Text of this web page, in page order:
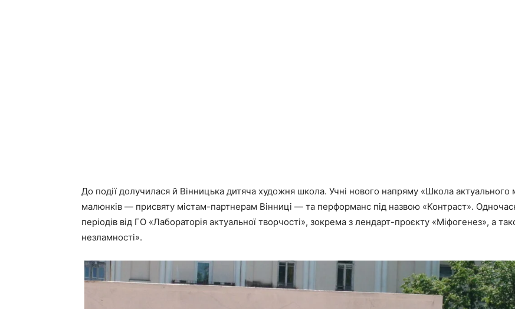
До події долучилася й Вінницька дитяча художня школа. Учні нового напряму «Школа
малюнків — присвяту містам-партнерам Вінниці — та перформанс під назвою «Контраст».
періодів від ГО «Лабораторія актуальної творчості», зокрема з лендарт-проєкту «Міфогенез», а
незламності».